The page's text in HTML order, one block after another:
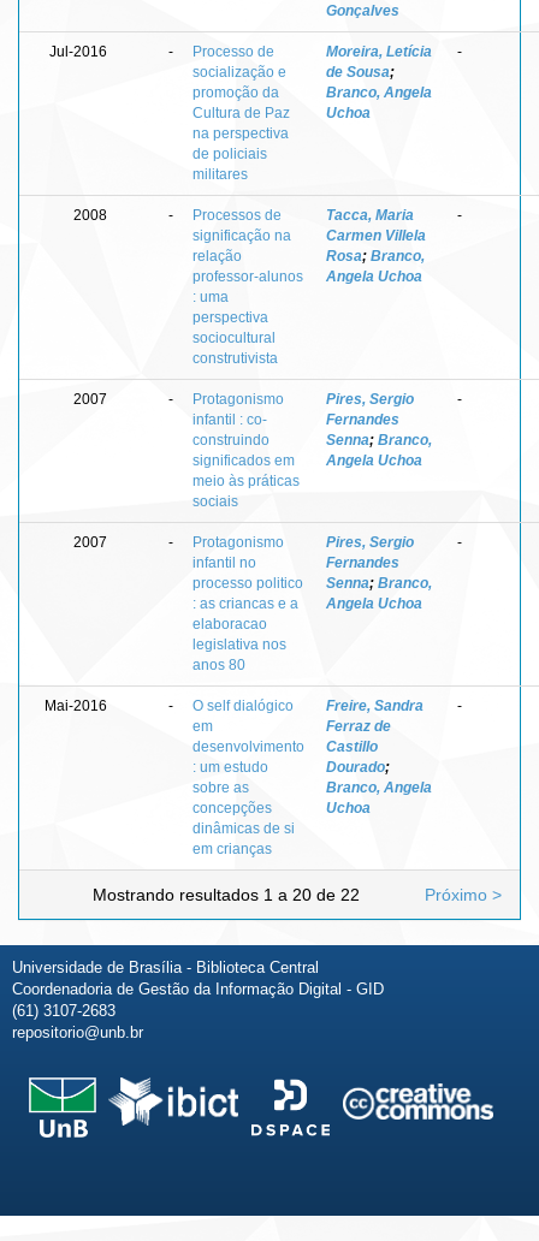
Gonçalves
Jul-2016 -
Processo de
socialização e
promoção da
Cultura de Paz
na perspectiva
de policiais
militares
Moreira, Letícia
de Sousa;
Branco, Angela
Uchoa
-
2008 -
Processos de
significação na
relação
professor-alunos
: uma
perspectiva
sociocultural
construtivista
Tacca, Maria
Carmen Villela
Rosa; Branco,
Angela Uchoa
-
2007 -
Protagonismo
infantil : co-
construindo
significados em
meio às práticas
sociais
Pires, Sergio
Fernandes
Senna; Branco,
Angela Uchoa
-
2007 -
Protagonismo
infantil no
processo politico
: as criancas e a
elaboracao
legislativa nos
anos 80
Pires, Sergio
Fernandes
Senna; Branco,
Angela Uchoa
-
Mai-2016 -
O self dialógico
em
desenvolvimento
: um estudo
sobre as
concepções
dinâmicas de si
em crianças
Freire, Sandra
Ferraz de
Castillo
Dourado;
Branco, Angela
Uchoa
-
Mostrando resultados 1 a 20 de 22 Próximo >
Universidade de Brasília - Biblioteca Central
Coordenadoria de Gestão da Informação Digital - GID
(61) 3107-2683
repositorio@unb.br